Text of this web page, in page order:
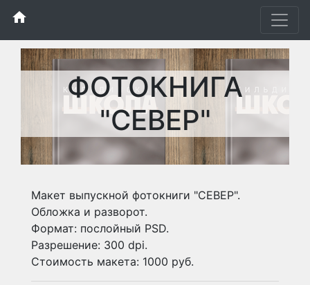
home
ФОТОКНИГА
"СЕВЕР"
Макет выпускной фотокниги "СЕВЕР".
Обложка и разворот.
Формат: послойный PSD.
Разрешение: 300 dpi.
Стоимость макета: 1000 руб.